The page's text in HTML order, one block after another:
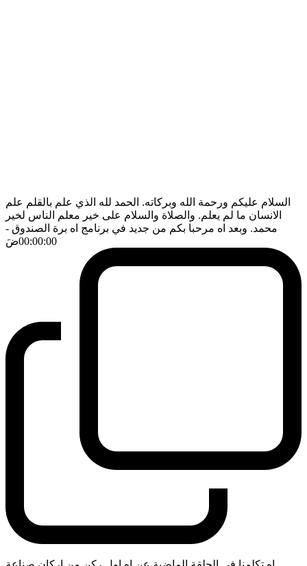
السلام عليكم ورحمة الله وبركاته. الحمد لله الذي علم بالقلم علم
الانسان ما لم يعلم. والصلاة والسلام على خير معلم الناس لخير
محمد. وبعد اه مرحبا بكم من جديد في برنامج اه برة الصندوق -
00:00:00ضَ